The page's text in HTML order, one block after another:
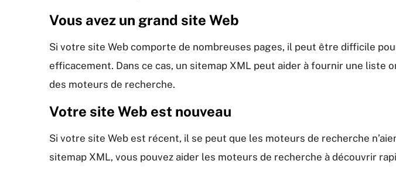
Vous avez un grand site Web
Si votre site Web comporte de nombreuses pages, il peut être difficile
efficacement. Dans ce cas, un sitemap XML peut aider à fournir une
des moteurs de recherche.
Votre site Web est nouveau
Si votre site Web est récent, il se peut que les moteurs de recherche
sitemap XML, vous pouvez aider les moteurs de recherche à découvrir